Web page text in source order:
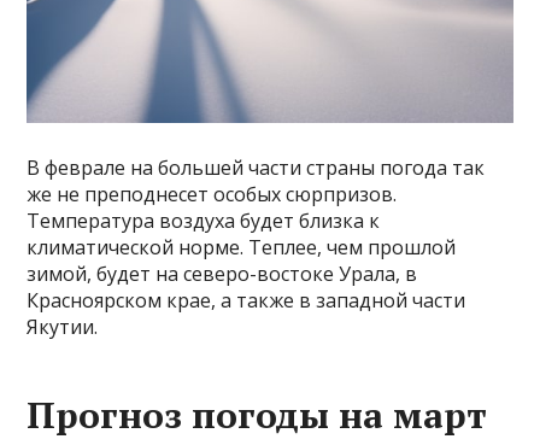
В феврале на большей части страны погода так
же не преподнесет особых сюрпризов.
Температура воздуха будет близка к
климатической норме. Теплее, чем прошлой
зимой, будет на северо-востоке Урала, в
Красноярском крае, а также в западной части
Якутии.
Прогноз погоды на март